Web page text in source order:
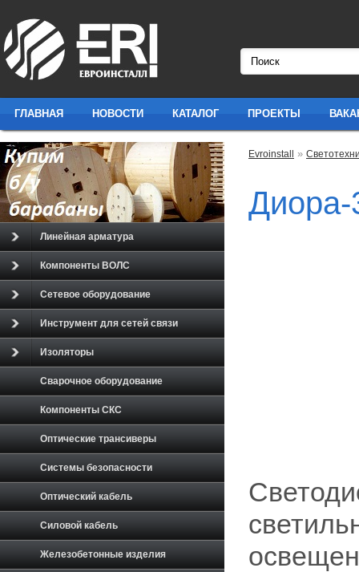
ГЛАВНАЯ НОВОСТИ КАТАЛОГ ПРОЕКТЫ
Evroinstall »
Диора-
Линейная арматура
Компоненты ВОЛС
Сетевое оборудование
Инструмент для сетей связи
Изоляторы
Сварочное оборудование
Компоненты СКС
Оптические трансиверы
Системы безопасности
Оптический кабель
Силовой кабель
Железобетонные изделия